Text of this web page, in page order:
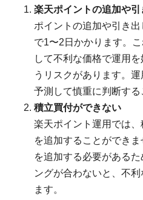
楽天ポイントの追加や
ポイントの追加や引き
で1〜2日かかります。
して不利な価格で運用
うリスクがあります。
予測して慎重に判断する
積立買付ができない
楽天ポイント運用では
を追加することができ
を追加する必要がある
ングが合わないと、不
ます。